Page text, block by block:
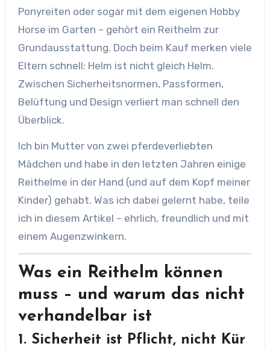
Ponyreiten oder sogar mit dem eigenen Hobby
Horse im Garten – gehört ein Reithelm zur
Grundausstattung. Doch beim Kauf merken viele
Eltern schnell: Helm ist nicht gleich Helm.
Zwischen Sicherheitsnormen, Passformen,
Belüftung und Design verliert man schnell den
Überblick.
Ich bin Mutter von zwei pferdeverliebten
Mädchen und habe in den letzten Jahren einige
Reithelme in der Hand (und auf dem Kopf meiner
Kinder) gehabt. Was ich dabei gelernt habe, teile
ich in diesem Artikel – ehrlich, freundlich und mit
einem Augenzwinkern.
Was ein Reithelm können
muss – und warum das nicht
verhandelbar ist
1. Sicherheit ist Pflicht, nicht Kür